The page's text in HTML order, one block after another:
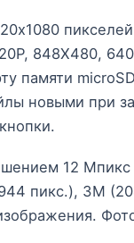
пикселей
848Х480,
памяти
новыми при
12
пикс.), 3M